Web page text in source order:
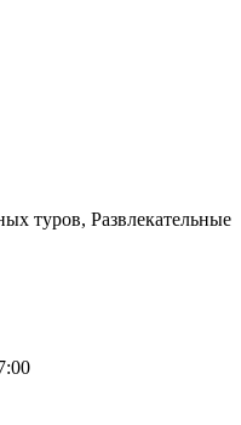
туров, Развлекательные